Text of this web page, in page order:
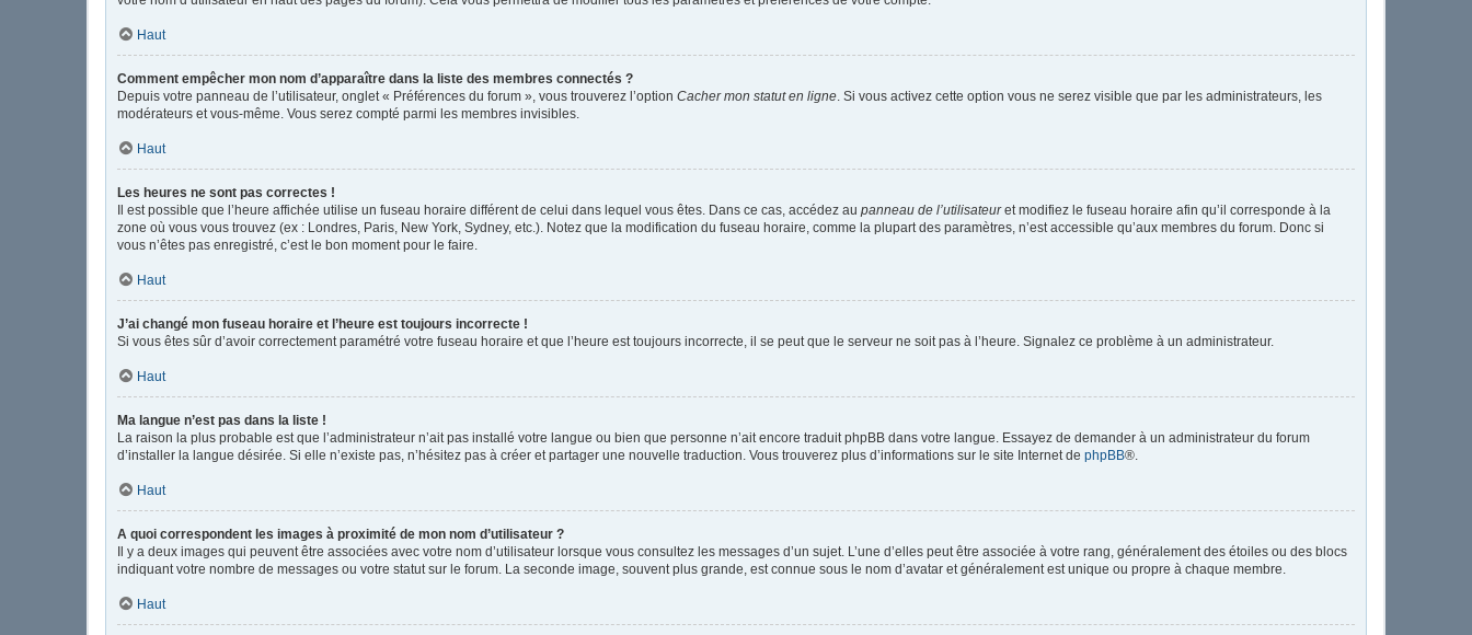
Haut
Comment empêcher mon nom d’apparaître dans la liste des membres connectés ?
Depuis votre panneau de l’utilisateur, onglet « Préférences du forum », vous trouverez l’option Cacher mon statut en ligne. Si vous activez cette option vous ne serez visible que par les administrateurs, les
modérateurs et vous-même. Vous serez compté parmi les membres invisibles.
Haut
Les heures ne sont pas correctes !
Il est possible que l’heure affichée utilise un fuseau horaire différent de celui dans lequel vous êtes. Dans ce cas, accédez au panneau de l’utilisateuret modifiez le fuseau horaire afin qu’il corresponde à la
zone où vous vous trouvez (ex : Londres, Paris, New York, Sydney, etc.). Notez que la modification du fuseau horaire, comme la plupart des paramètres, n’est accessible qu’aux membres du forum. Donc si
vous n’êtes pas enregistré, c’est le bon moment pour le faire.
Haut
J’ai changé mon fuseau horaire et l’heure est toujours incorrecte !
Si vous êtes sûr d’avoir correctement paramétré votre fuseau horaire et que l’heure est toujours incorrecte, il se peut que le serveur ne soit pas à l’heure. Signalez ce problème à un administrateur.
Haut
Ma langue n’est pas dans la liste !
La raison la plus probable est que l’administrateur n’ait pas installé votre langue ou bien que personne n’ait encore traduit phpBB dans votre langue. Essayez de demander à un administrateur du forum
d’installer la langue désirée. Si elle n’existe pas, n’hésitez pas à créer et partager une nouvelle traduction. Vous trouverez plus d’informations sur le site Internet de phpBB®.
Haut
A quoi correspondent les images à proximité de mon nom d’utilisateur ?
Il y a deux images qui peuvent être associées avec votre nom d’utilisateur lorsque vous consultez les messages d’un sujet. L’une d’elles peut être associée à votre rang, généralement des étoiles ou des blocs
indiquant votre nombre de messages ou votre statut sur le forum. La seconde image, souvent plus grande, est connue sous le nom d’avatar et généralement est unique ou propre à chaque membre.
Haut